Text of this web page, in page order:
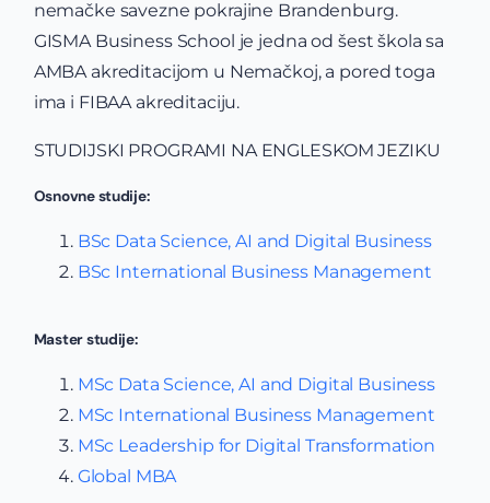
nemačke savezne pokrajine Brandenburg.
GISMA Business School je jedna od šest škola sa
AMBA akreditacijom u Nemačkoj, a pored toga
ima i FIBAA akreditaciju.
STUDIJSKI PROGRAMI NA ENGLESKOM JEZIKU
Osnovne studije:
BSc Data Science, AI and Digital Business
BSc International Business Management
Master studije:
MSc Data Science, AI and Digital Business
MSc International Business Management
MSc Leadership for Digital Transformation
Global MBA